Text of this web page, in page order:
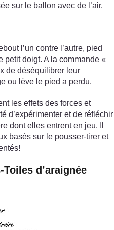
sur le ballon avec de l’air.
l’un contre l’autre, pied
petit doigt. A la commande «
de déséquilibrer leur
ou lève le pied a perdu.
les effets des forces et
d’expérimenter et de réfléchir
dont elles entrent en jeu. Il
basés sur le pousser-tirer et
d’araignée